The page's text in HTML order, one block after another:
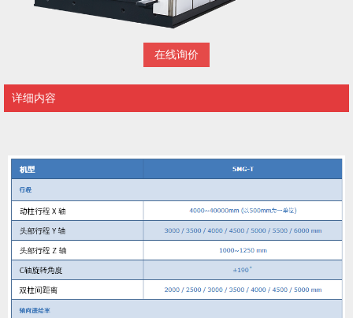
在线询价
详细内容